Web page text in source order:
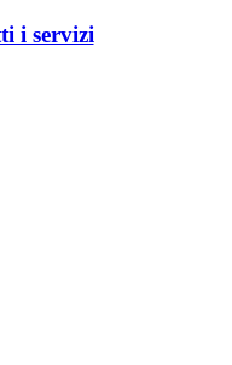
i servizi